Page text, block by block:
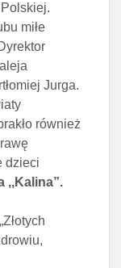
miłe
Jurga.
również
dzieci
,,Kalina”.